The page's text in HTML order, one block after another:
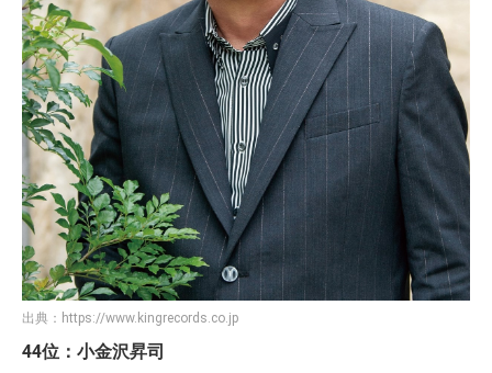
出典： https://www.kingrecords.co.jp
44位：小金沢昇司